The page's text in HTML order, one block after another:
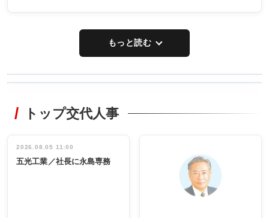
もっと読む
非鉄業界で
インタビュ
ー／社内ア
タックトレー
祝う 業界関
係者ら220人
出席
トップ交代人事
2026.08.05 11:00
五光工業／社長に永島専務